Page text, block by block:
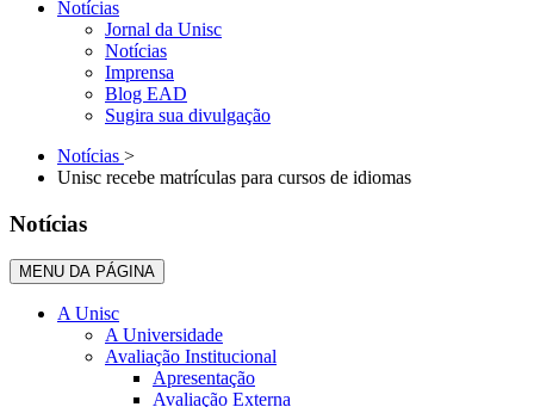
Notícias
Jornal da Unisc
Notícias
Imprensa
Blog EAD
Sugira sua divulgação
Notícias >
Unisc recebe matrículas para cursos de idiomas
Notícias
MENU DA PÁGINA
A Unisc
A Universidade
Avaliação Institucional
Apresentação
Avaliação Externa